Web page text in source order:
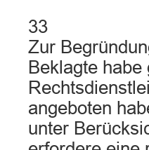
33
Zur
Beklagte habe
angeboten
unter